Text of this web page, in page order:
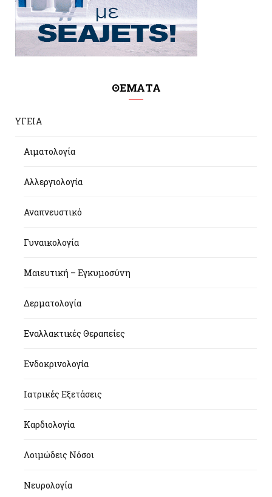
ΘΕΜΑΤΑ
ΥΓΕΙΑ
Αιματολογία
Αλλεργιολογία
Αναπνευστικό
Γυναικολογία
Μαιευτική – Εγκυμοσύνη
Δερματολογία
Εναλλακτικές Θεραπείες
Ενδοκρινολογία
Ιατρικές Εξετάσεις
Καρδιολογία
Λοιμώδεις Νόσοι
Νευρολογία